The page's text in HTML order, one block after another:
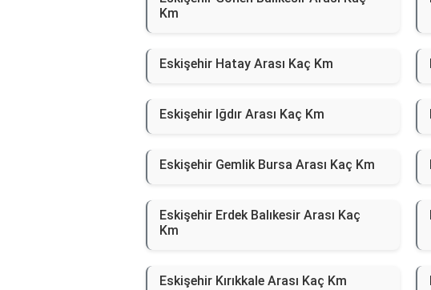
Km
Eskişehir Hatay Arası Kaç Km
Eskişehir Iğdır Arası Kaç Km
Eskişehir Gemlik Bursa Arası Kaç Km
Eskişehir Erdek Balıkesir Arası Kaç
Km
Eskişehir Kırıkkale Arası Kaç Km